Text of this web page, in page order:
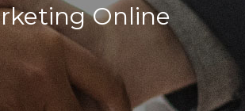
Online